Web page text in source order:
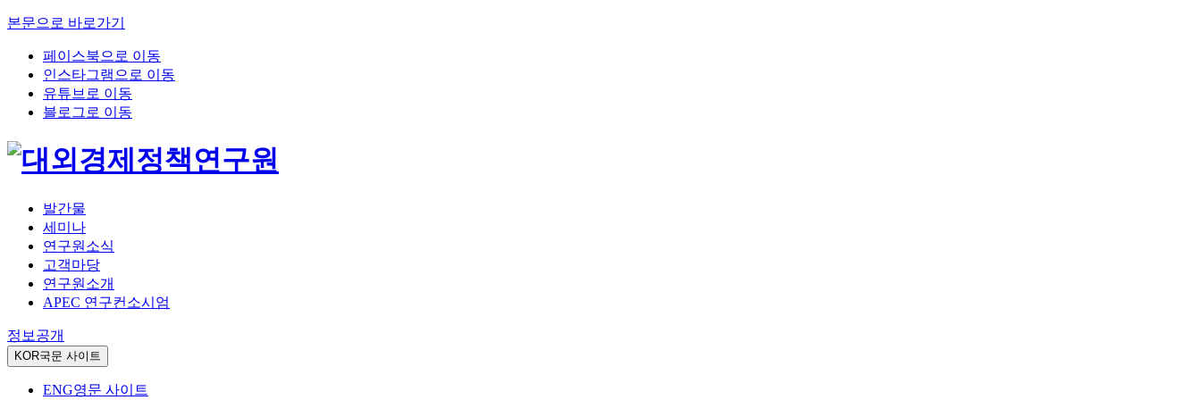
본문으로 바로가기
페이스북으로 이동
인스타그램으로 이동
유튜브로 이동
블로그로 이동
발간물
세미나
연구원소식
고객마당
연구원소개
APEC 연구컨소시엄
정보공개
KOR국문 사이트
ENG영문 사이트